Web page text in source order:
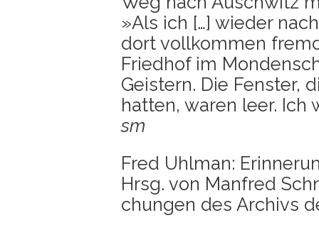
»Als ich […] wie­der
dort voll­kom­men
Fried­hof im
Geis­tern. Die Fens­ter,
hat­ten, waren leer. Ich
sm
Fred Uhl­man:
Hrsg. von Man­fred
chun­gen des Archivs